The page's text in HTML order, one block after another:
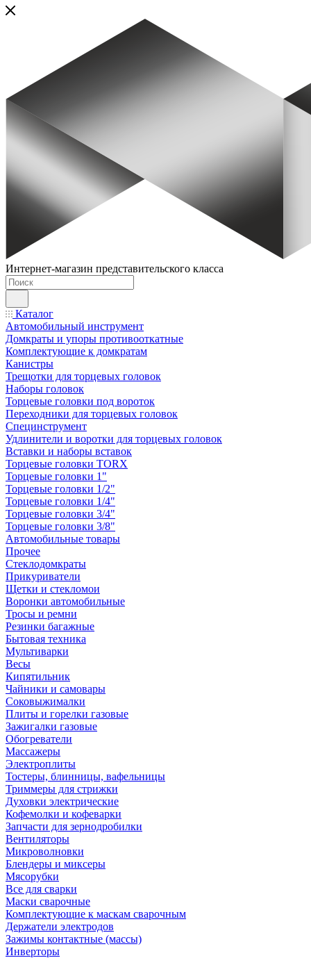
Интернет-магазин представительского класса
Каталог
Автомобильный инструмент
Домкраты и упоры противооткатные
Комплектующие к домкратам
Канистры
Трещотки для торцевых головок
Наборы головок
Торцевые головки под вороток
Переходники для торцевых головок
Специнструмент
Удлинители и воротки для торцевых головок
Вставки и наборы вставок
Торцевые головки TORX
Торцевые головки 1"
Торцевые головки 1/2"
Торцевые головки 1/4"
Торцевые головки 3/4"
Торцевые головки 3/8"
Автомобильные товары
Прочее
Стеклодомкраты
Прикуриватели
Щетки и стекломои
Воронки автомобильные
Тросы и ремни
Резинки багажные
Бытовая техника
Мультиварки
Весы
Кипятильник
Чайники и самовары
Соковыжималки
Плиты и горелки газовые
Зажигалки газовые
Обогреватели
Массажеры
Электроплиты
Тостеры, блинницы, вафельницы
Триммеры для стрижки
Духовки электрические
Кофемолки и кофеварки
Запчасти для зернодробилки
Вентиляторы
Микроволновки
Блендеры и миксеры
Мясорубки
Все для сварки
Маски сварочные
Комплектующие к маскам сварочным
Держатели электродов
Зажимы контактные (массы)
Инверторы